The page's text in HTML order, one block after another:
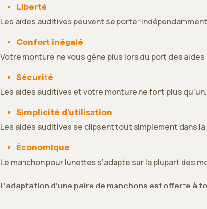
Liberté
Les aides auditives peuvent se porter
Confort inégalé
Votre monture ne vous gêne plus lors du port des
Sécurité
Les aides auditives et votre monture ne font plus qu’un.
Simplicité d’utilisation
Les aides auditives se clipsent tout simplement dans
Économique
Le manchon pour lunettes s’adapte sur la plupart des
L’adaptation d’une paire de manchons est offerte à